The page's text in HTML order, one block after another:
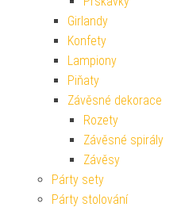
Girlandy
Konfety
Lampiony
Piňaty
Závěsné dekorace
Rozety
Závěsné spirály
Závěsy
Párty sety
Párty stolování